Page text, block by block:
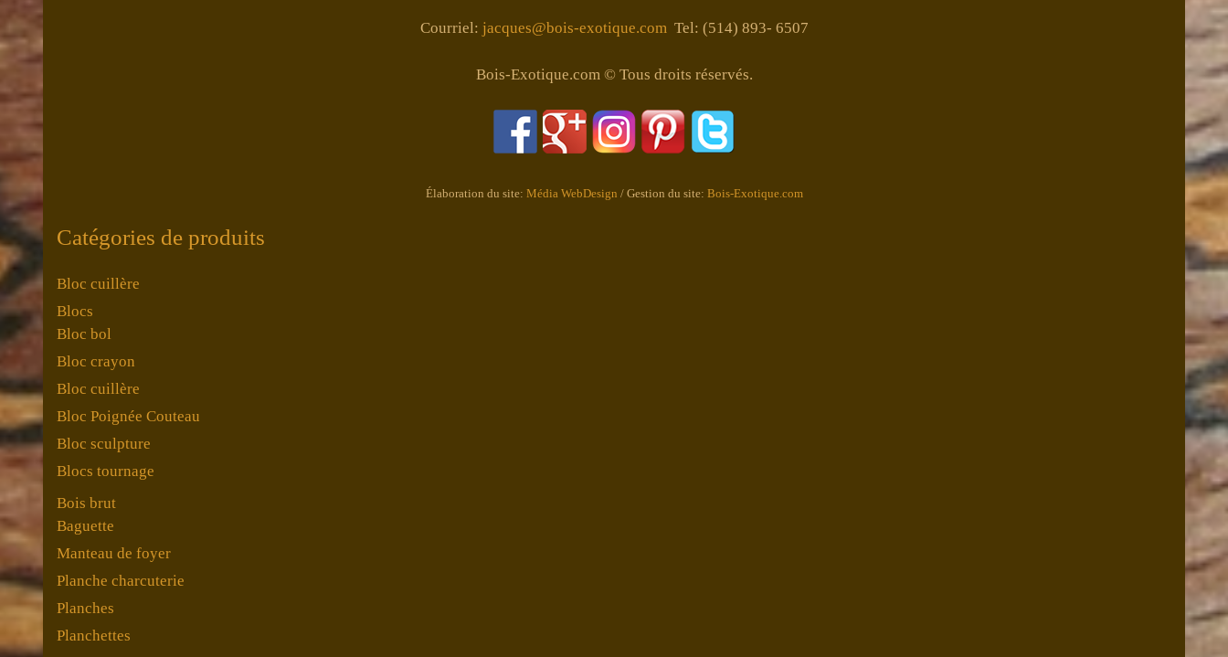
Courriel: jacques@bois-exotique.comTel: (514) 893- 6507
Bois-Exotique.com © Tous droits réservés.
Élaboration du site: Média WebDesign / Gestion du site: Bois-Exotique.com
Catégories de produits
Bloc cuillère
Blocs
Bloc bol
Bloc crayon
Bloc cuillère
Bloc Poignée Couteau
Bloc sculpture
Blocs tournage
Bois brut
Baguette
Manteau de foyer
Planche charcuterie
Planches
Planchettes